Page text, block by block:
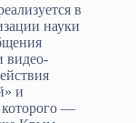
в
науки
видео-
и
которого —